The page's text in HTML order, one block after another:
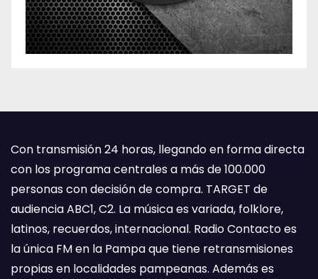
Con transmisión 24 horas, llegando en forma directa
con los programa centrales a más de 100.000
personas con decisión de compra. TARGET de
audiencia ABC1, C2. La música es variada, folklore,
latinos, recuerdos, internacional. Radio Contacto es
la única FM en la Pampa que tiene retransmisiones
propias en localidades pampeanas. Además es